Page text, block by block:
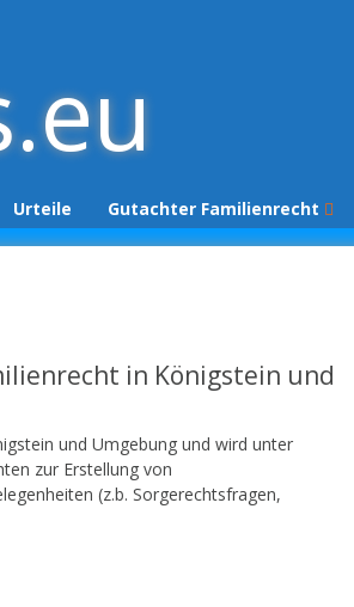
Urteile
Gutachter Familienrecht
Gutachter melden
in Königstein und
und Umgebung und wird unter
zur Erstellung von
(z.b. Sorgerechtsfragen,